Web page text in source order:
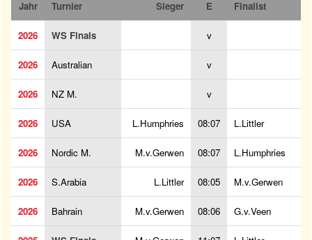
Jahr Turnier Sieger E Finalist
2026 WS Finals v
2026 Australian v
2026 NZ M. v
2026 USA L.Humphries 08:07 L.Littler
2026 Nordic M. M.v.Gerwen 08:07 L.Humphries
2026 S.Arabia L.Littler 08:05 M.v.Gerwen
2026 Bahrain M.v.Gerwen 08:06 G.v.Veen